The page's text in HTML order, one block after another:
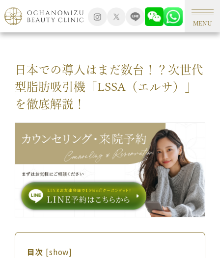
MENU
TOP 形成外科手術
日本での導入はまだ数台！？次世代
型脂肪吸引機「LSSA（エルサ）」
を徹底解説！
目次 [show]